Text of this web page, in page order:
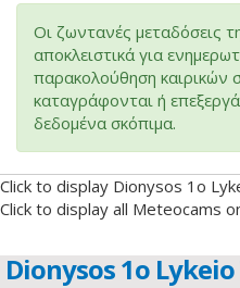
Οι ζωντανές μεταδόσεις
αποκλειστικά για
παρακολούθηση καιρικών
καταγράφονται ή
δεδομένα σκόπιμα.
Click to display Dionysos 1o
Click to display all Meteocams
Dionysos 1o